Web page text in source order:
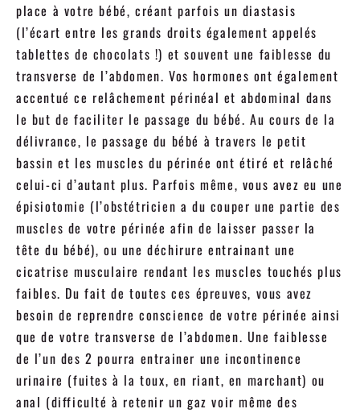
place à votre bébé, créant parfois un diastasis
(l’écart entre les grands droits également appelés
tablettes de chocolats !) et souvent une faiblesse du
transverse de l’abdomen. Vos hormones ont également
accentué ce relâchement périnéal et abdominal dans
le but de faciliter le passage du bébé. Au cours de la
délivrance, le passage du bébé à travers le petit
bassin et les muscles du périnée ont étiré et relâché
celui-ci d’autant plus. Parfois même, vous avez eu une
épisiotomie (l’obstétricien a du couper une partie des
muscles de votre périnée afin de laisser passer la
tête du bébé), ou une déchirure entrainant une
cicatrise musculaire rendant les muscles touchés plus
faibles. Du fait de toutes ces épreuves, vous avez
besoin de reprendre conscience de votre périnée ainsi
que de votre transverse de l’abdomen. Une faiblesse
de l’un des 2 pourra entrainer une incontinence
urinaire (fuites à la toux, en riant, en marchant) ou
anal (difficulté à retenir un gaz voir même des